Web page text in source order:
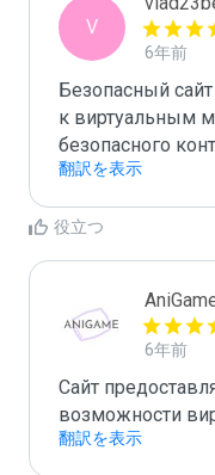
V
6年前
Безопасный
к виртуальным
безопасного
翻訳を表示
役立つ
6年前
Сайт
возможности
翻訳を表示